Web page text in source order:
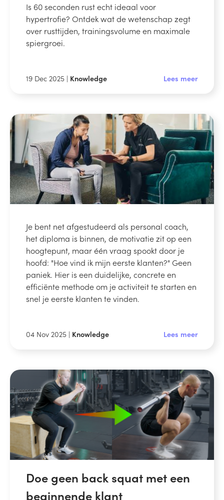
Is 60 seconden rust echt ideaal voor
hypertrofie? Ontdek wat de wetenschap zegt
over rusttijden, trainingsvolume en maximale
spiergroei.
19 Dec 2025 | Knowledge Lees meer
Je bent net afgestudeerd als personal coach,
het diploma is binnen, de motivatie zit op een
hoogtepunt, maar één vraag spookt door je
hoofd: "Hoe vind ik mijn eerste klanten?" Geen
paniek. Hier is een duidelijke, concrete en
efficiënte methode om je activiteit te starten en
snel je eerste klanten te vinden.
04 Nov 2025 | Knowledge Lees meer
Doe geen back squat met een
beginnende klant